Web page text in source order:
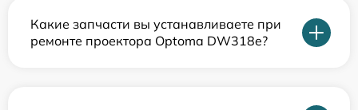
Какие запчасти вы устанавливаете при
ремонте проектора Optoma DW318e?